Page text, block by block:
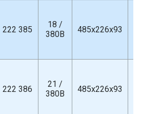
222 385
18 /
380В
485х226х93
222 386
21 /
380В
485х226х93